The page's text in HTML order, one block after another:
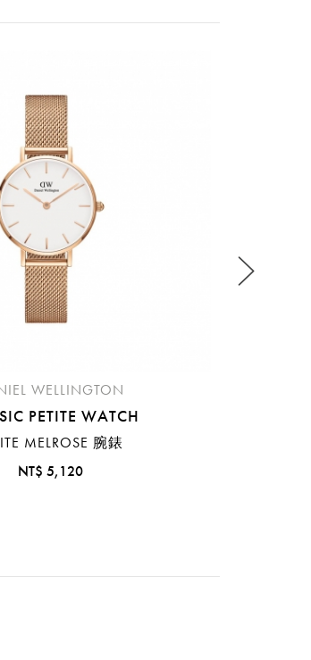
WELLINGTON
PETITE WATCH
MELROSE 腕錶
NT$ 5,120